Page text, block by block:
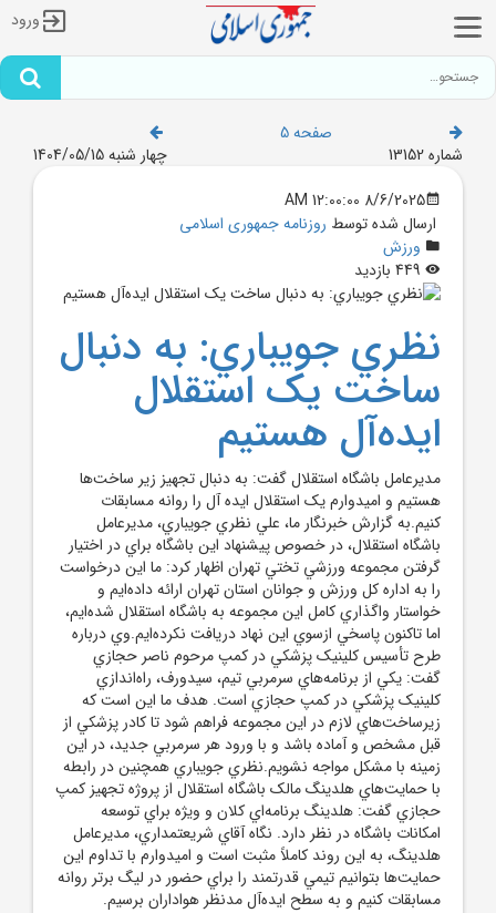
ورود
صفحه 5
شماره 13152
چهار شنبه 1404/05/15
8/6/2025 12:00:00 AM
ارسال شده توسط روزنامه جمهوری اسلامی
ورزش
نظري جويباري: به دنبال
ساخت يک استقلال
ايده‌آل هستيم
مديرعامل باشگاه استقلال گفت: به دنبال تجهيز زير ساخت‌ها
هستيم و اميدوارم يک استقلال ايده آل را روانه مسابقات
کنيم.به گزارش خبرنگار ما، علي نظري جويباري، مديرعامل
باشگاه استقلال، در خصوص پيشنهاد اين باشگاه براي در اختيار
گرفتن مجموعه ورزشي تختي تهران اظهار کرد: ما اين درخواست
را به اداره کل ورزش و جوانان استان تهران ارائه داده‌ايم و
خواستار واگذاري کامل اين مجموعه به باشگاه استقلال شده‌ايم،
اما تاکنون پاسخي ازسوي اين نهاد دريافت نکرده‌ايم.وي درباره
طرح تأسيس کلينيک پزشکي در کمپ مرحوم ناصر حجازي
گفت: يکي از برنامه‌هاي سرمربي تيم، سيدورف، راه‌اندازي
کلينيک پزشکي در کمپ حجازي است. هدف ما اين است که
زيرساخت‌هاي لازم در اين مجموعه فراهم شود تا کادر پزشکي از
قبل مشخص و آماده باشد و با ورود هر سرمربي جديد، در اين
زمينه با مشکل مواجه نشويم.نظري جويباري همچنين در رابطه
با حمايت‌هاي هلدينگ مالک باشگاه استقلال از پروژه تجهيز کمپ
حجازي گفت: هلدينگ برنامه‌اي کلان و ويژه براي توسعه
امکانات باشگاه در نظر دارد. نگاه آقاي شريعتمداري، مديرعامل
هلدينگ، به اين روند کاملاً مثبت است و اميدوارم با تداوم اين
حمايت‌ها بتوانيم تيمي قدرتمند را براي حضور در ليگ برتر روانه
مسابقات کنيم و به سطح ايده‌آل مدنظر هواداران برسيم.